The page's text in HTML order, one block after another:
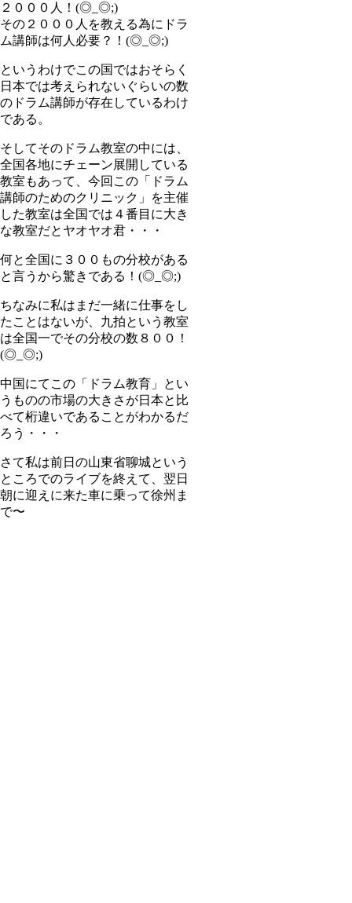
２０００人！(◎_◎;)
その２０００人を教える為にドラ
ム講師は何人必要？！(◎_◎;)
というわけでこの国ではおそらく
日本では考えられないぐらいの数
のドラム講師が存在しているわけ
である。
そしてそのドラム教室の中には、
全国各地にチェーン展開している
教室もあって、今回この「ドラム
講師のためのクリニック」を主催
した教室は全国では４番目に大き
な教室だとヤオヤオ君・・・
何と全国に３００もの分校がある
と言うから驚きである！(◎_◎;)
ちなみに私はまだ一緒に仕事をし
たことはないが、九拍という教室
は全国一でその分校の数８００！
(◎_◎;)
中国にてこの「ドラム教育」とい
うものの市場の大きさが日本と比
べて桁違いであることがわかるだ
ろう・・・
さて私は前日の山東省聊城という
ところでのライブを終えて、翌日
朝に迎えに来た車に乗って徐州ま
で〜